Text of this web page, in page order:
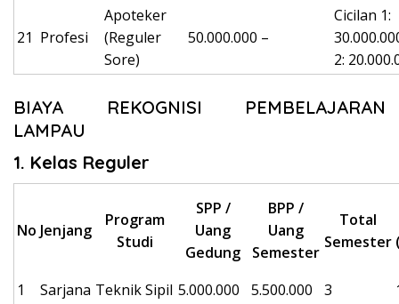
21 Profesi
Apoteker
(Reguler
Sore)
50.000.000 –
Cicilan 1:
2:
BIAYA REKOGNISI PEMBELAJARAN
LAMPAU
1. Kelas Reguler
No Jenjang
Program
Studi
SPP /
Uang
Gedung
BPP /
Uang
Semester
Total
Semester
1 Sarjana Teknik Sipil 5.000.000 5.500.000 3